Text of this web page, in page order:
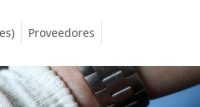
Proveedores